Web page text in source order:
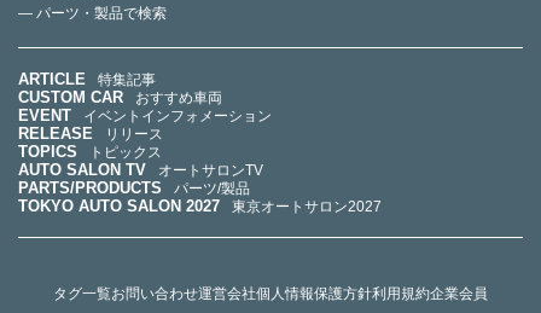
— パーツ・製品で検索
ARTICLE 特集記事
CUSTOM CAR おすすめ車両
EVENT イベントインフォメーション
RELEASE リリース
TOPICS トピックス
AUTO SALON TV オートサロンTV
PARTS/PRODUCTS パーツ/製品
TOKYO AUTO SALON 2027 東京オートサロン2027
タグ一覧お問い合わせ運営会社個人情報保護方針利用規約企業会員